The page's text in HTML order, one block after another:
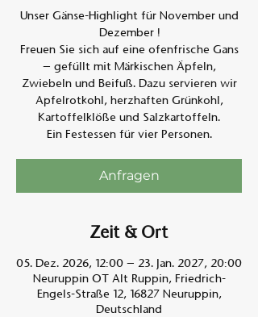
Unser Gänse-Highlight für November und
Dezember !
Freuen Sie sich auf eine ofenfrische Gans
– gefüllt mit Märkischen Äpfeln,
Zwiebeln und Beifuß. Dazu servieren wir
Apfelrotkohl, herzhaften Grünkohl,
Kartoffelklöße und Salzkartoffeln.
Ein Festessen für vier Personen.
Anfragen
Zeit & Ort
05. Dez. 2026, 12:00 – 23. Jan. 2027, 20:00
Neuruppin OT Alt Ruppin, Friedrich-
Engels-Straße 12, 16827 Neuruppin,
Deutschland